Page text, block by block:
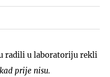
radili u laboratoriju rekli
prije nisu.